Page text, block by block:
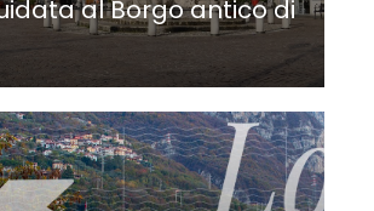
al Borgo antico di